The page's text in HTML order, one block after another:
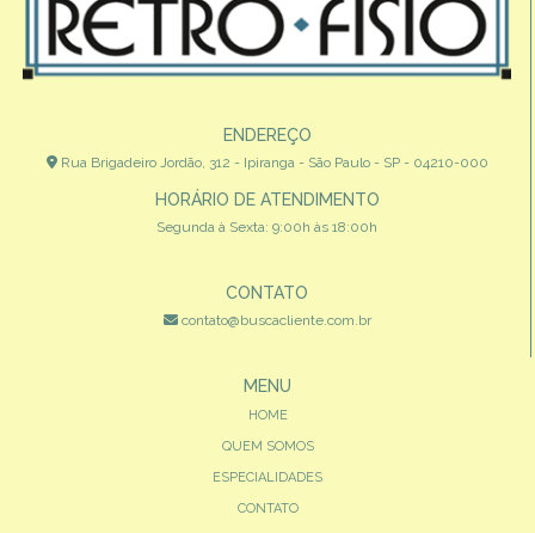
ENDEREÇO
Rua Brigadeiro Jordão, 312 - Ipiranga - São Paulo - SP - 04210-000
HORÁRIO DE ATENDIMENTO
Segunda à Sexta: 9:00h às 18:00h
CONTATO
contato@buscacliente.com.br
MENU
HOME
QUEM SOMOS
ESPECIALIDADES
CONTATO